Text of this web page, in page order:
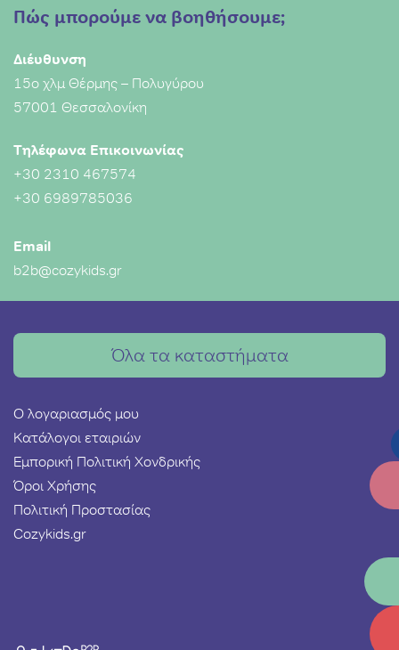
Πώς μπορούμε να βοηθήσουμε;
Διέυθυνση
15ο χλμ Θέρμης – Πολυγύρου
57001 Θεσσαλονίκη
Τηλέφωνα Επικοινωνίας
+30 2310 467574
+30 6989785036
Email
b2b@cozykids.gr
Όλα τα καταστήματα
Ο λογαριασμός μου
Κατάλογοι εταιριών
Εμπορική Πολιτική Χονδρικής
Όροι Χρήσης
Πολιτική Προστασίας
Cozykids.gr